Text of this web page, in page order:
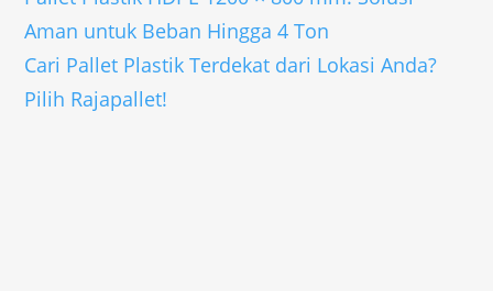
Aman untuk Beban Hingga 4 Ton
Cari Pallet Plastik Terdekat dari Lokasi Anda?
Pilih Rajapallet!